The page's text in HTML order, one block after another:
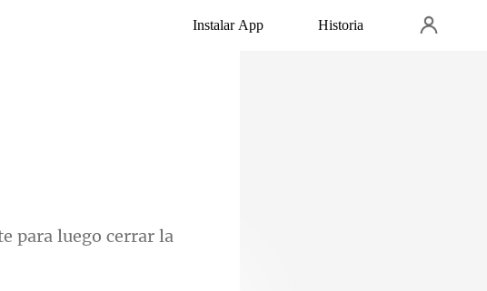
Instalar App Historia
para luego cerrar la